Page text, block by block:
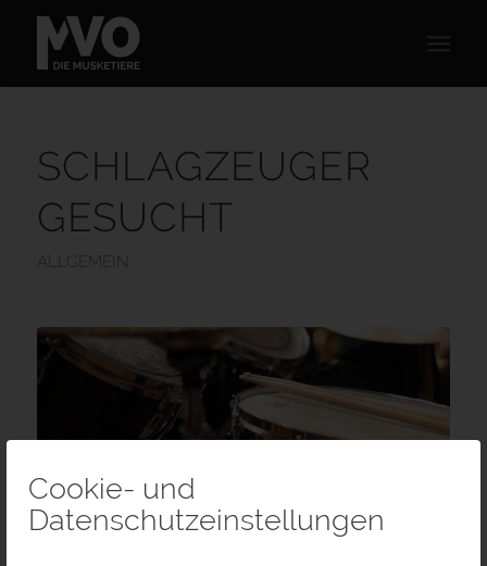
Cookie- und
Datenschutzeinstellungen
SCHLAGZEUGER
GESUCHT
Musketiere suchen Schlagzeuger!!